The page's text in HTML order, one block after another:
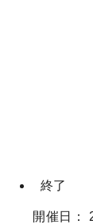
終了
開催日：